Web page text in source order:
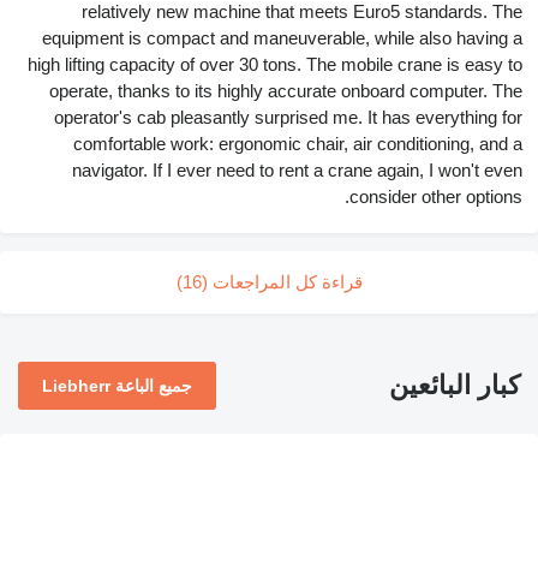
relatively new machine that meets Euro5 standards. The
equipment is compact and maneuverable, while also having a
high lifting capacity of over 30 tons. The mobile crane is easy to
operate, thanks to its highly accurate onboard computer. The
operator's cab pleasantly surprised me. It has everything for
comfortable work: ergonomic chair, air conditioning, and a
navigator. If I ever need to rent a crane again, I won't even
consider other options.
قراءة كل المراجعات (16)
كبار البائعين جميع الباعة Liebherr